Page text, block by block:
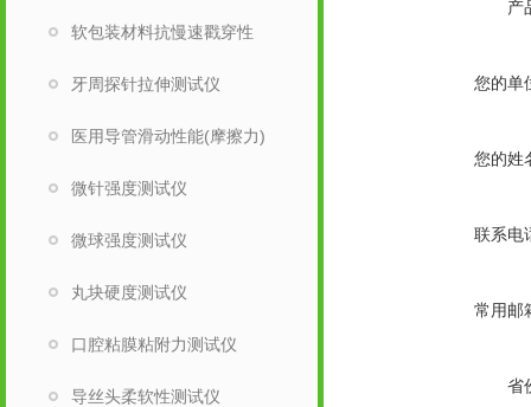
产
您的单
您的姓
联系电
常用邮
省
软包装材料抗慢速戳穿性
牙周探针拉伸测试仪
医用导管滑动性能(摩擦力)
微针强度测试仪
微球强度测试仪
丸块硬度测试仪
口腔粘膜粘附力测试仪
导丝头柔软性测试仪